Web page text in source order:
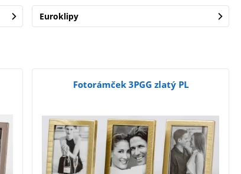
Euroklipy
Fotorámček 3PGG zlatý PL